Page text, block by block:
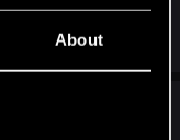
About